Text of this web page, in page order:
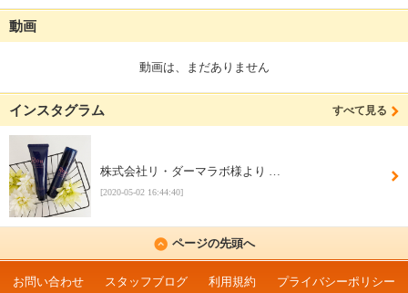
動画
動画は、まだありません
インスタグラム すべて見る
株式会社リ・ダーマラボ様より …
[2020-05-02 16:44:40]
ページの先頭へ
お問い合わせ スタッフブログ 利用規約 プライバシーポリシー